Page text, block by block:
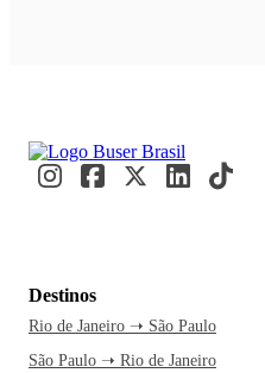
Destinos
Rio de Janeiro ➝ São Paulo
São Paulo ➝ Rio de Janeiro